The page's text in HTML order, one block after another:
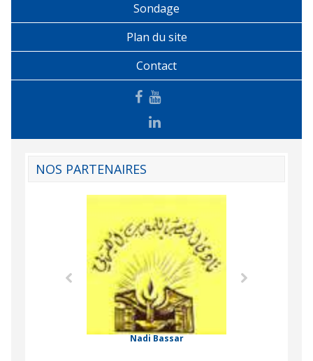
Sondage
Plan du site
Contact
NOS PARTENAIRES
Nadi Bassar